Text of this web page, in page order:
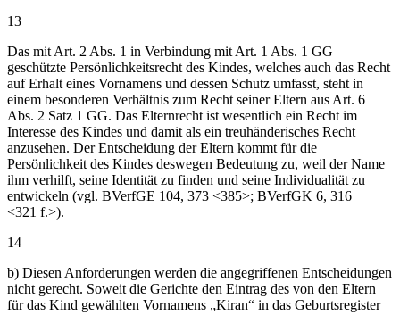
13
Das mit Art. 2 Abs. 1 in Verbindung mit Art. 1 Abs. 1 GG
geschützte Persönlichkeitsrecht des Kindes, welches auch das Recht
auf Erhalt eines Vornamens und dessen Schutz umfasst, steht in
einem besonderen Verhältnis zum Recht seiner Eltern aus Art. 6
Abs. 2 Satz 1 GG. Das Elternrecht ist wesentlich ein Recht im
Interesse des Kindes und damit als ein treuhänderisches Recht
anzusehen. Der Entscheidung der Eltern kommt für die
Persönlichkeit des Kindes deswegen Bedeutung zu, weil der Name
ihm verhilft, seine Identität zu finden und seine Individualität zu
entwickeln (vgl. BVerfGE 104, 373 <385>; BVerfGK 6, 316
<321 f.>).
14
b) Diesen Anforderungen werden die angegriffenen Entscheidungen
nicht gerecht. Soweit die Gerichte den Eintrag des von den Eltern
für das Kind gewählten Vornamens „Kiran“ in das Geburtsregister